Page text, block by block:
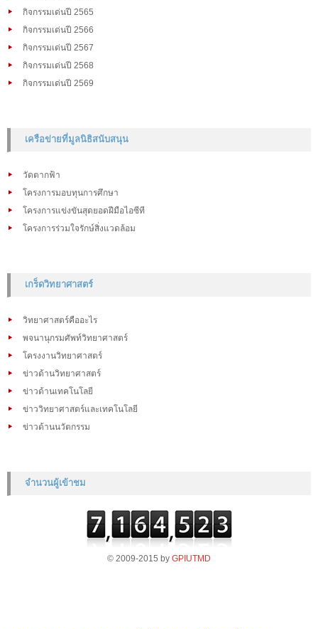
กิจกรรมเด่นปี 2565
กิจกรรมเด่นปี 2566
กิจกรรมเด่นปี 2567
กิจกรรมเด่นปี 2568
กิจกรรมเด่นปี 2569
เครือข่ายที่มูลนิธิสนับสนุน
วัดตากฟ้า
โครงการมอบทุนการศึกษา
โครงการแข่งขันสุดยอดฝีมือไอซีที
โครงการร่วมใจรักษ์สิ่งแวดล้อม
เกร็ดวิทยาศาสตร์
วิทยาศาสตร์คืออะไร
พจนานุกรมศัพท์วิทยาศาสตร์
โครงงานวิทยาศาสตร์
ข่าวด้านวิทยาศาสตร์
ข่าวด้านเทคโนโลยี
ข่าววิทยาศาสตร์และเทคโนโลยี
ข่าวด้านนวัตกรรม
จำนวนผู้เข้าชม
© 2009-2015 by GPIUTMD